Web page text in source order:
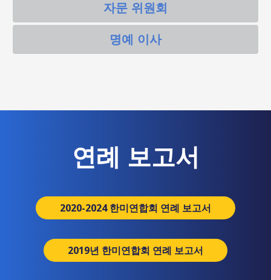
자문 위원회
명예 이사
연례 보고서
2020-2024 한미연합회 연례 보고서
2019년 한미연합회 연례 보고서